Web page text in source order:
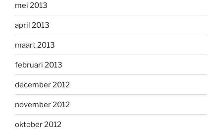
mei 2013
april 2013
maart 2013
februari 2013
december 2012
november 2012
oktober 2012